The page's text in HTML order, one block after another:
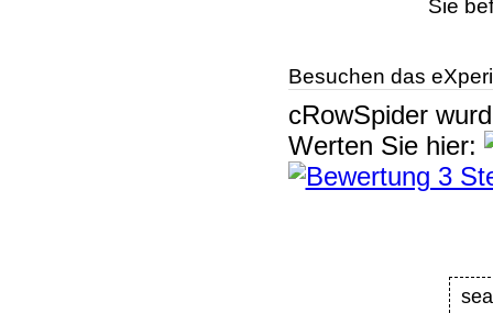
Sie
Besuchen das
cRowSpider
Werten Sie hier: